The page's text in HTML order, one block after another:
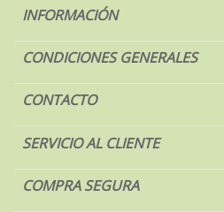
INFORMACIÓN
CONDICIONES GENERALES
CONTACTO
SERVICIO AL CLIENTE
COMPRA SEGURA